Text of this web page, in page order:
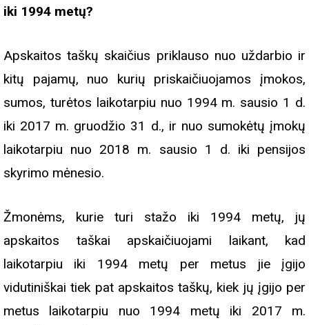
iki 1994 metų?
Apskaitos taškų skaičius priklauso nuo uždarbio ir
kitų pajamų, nuo kurių priskaičiuojamos įmokos,
sumos, turėtos laikotarpiu nuo 1994 m. sausio 1 d.
iki 2017 m. gruodžio 31 d., ir nuo sumokėtų įmokų
laikotarpiu nuo 2018 m. sausio 1 d. iki pensijos
skyrimo mėnesio.
Žmonėms, kurie turi stažo iki 1994 metų, jų
apskaitos taškai apskaičiuojami laikant, kad
laikotarpiu iki 1994 metų per metus jie įgijo
vidutiniškai tiek pat apskaitos taškų, kiek jų įgijo per
metus laikotarpiu nuo 1994 metų iki 2017 m.